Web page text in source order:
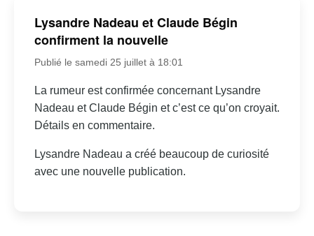
Lysandre Nadeau et Claude Bégin
confirment la nouvelle
Publié le samedi 25 juillet à 18:01
La rumeur est confirmée concernant Lysandre
Nadeau et Claude Bégin et c’est ce qu’on croyait.
Détails en commentaire.
Lysandre Nadeau a créé beaucoup de curiosité
avec une nouvelle publication.